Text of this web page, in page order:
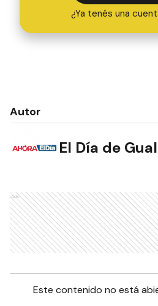
¿Ya tenés una
Autor
El Día de
Ads
Este contenido no está